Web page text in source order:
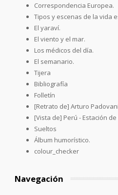
Correspondencia Europea.
Tipos y escenas de la vida
El yaraví.
El viento y el mar.
Los médicos del día.
El semanario.
Tijera
Bibliografía
Folletín
[Retrato de] Arturo Padovani
[Vista de] Perú - Estación
Sueltos
Álbum humorístico.
colour_checker
Navegación